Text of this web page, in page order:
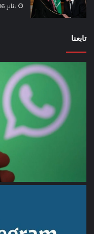
يناير 16, 2025
تابعنا